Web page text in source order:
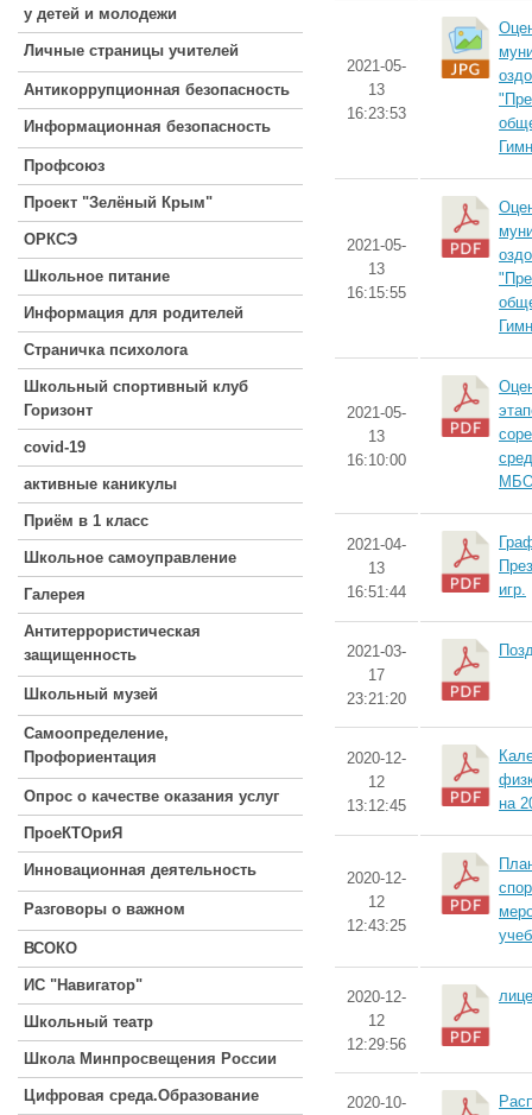
у детей и молодежи
Личные страницы учителей
Антикоррупционная безопасность
Информационная безопасность
Профсоюз
Проект "Зелёный Крым"
ОРКСЭ
Школьное питание
Информация для родителей
Страничка психолога
Школьный спортивный клуб
Горизонт
covid-19
активные каникулы
Приём в 1 класс
Школьное самоуправление
Галерея
Антитеррористическая
защищенность
Школьный музей
Самоопределение,
Профориентация
Опрос о качестве оказания услуг
ПроеКТОриЯ
Инновационная деятельность
Разговоры о важном
ВСОКО
ИС "Навигатор"
Школьный театр
Школа Минпросвещения России
Цифровая среда.Образование
2021-05-
13
16:23:53
2021-05-
13
16:15:55
2021-05-
13
16:10:00
2021-04-
13
16:51:44
игр.
2021-03-
17
23:21:20
2020-12-
12
13:12:45
на
2020-12-
12
12:43:25
2020-12-
12
12:29:56
2020-10-